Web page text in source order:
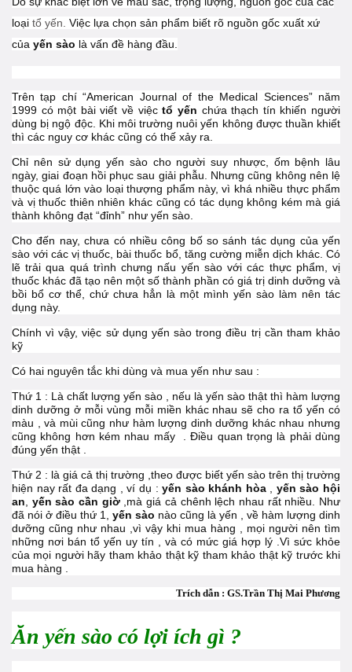
loại tổ yến. Việc lựa chọn sản phẩm biết rõ nguồn gốc xuất xứ
của yến sào là vấn đề hàng đầu.
Trên tạp chí “American Journal of the Medical Sciences” năm
1999 có một bài viết về việctổ yến chứa thạch tín khiến người
dùng bị ngộ độc. Khi môi trường nuôi yến không được thuần khiết
thì các nguy cơ khác cũng có thế xảy ra.
Chỉ nên sử dụng yến sào cho người suy nhược, ốm bệnh lâu
ngày, giai đoạn hồi phục sau giải phẫu. Nhưng cũng không nên lệ
thuộc quá lớn vào loại thượng phẩm này, vì khá nhiều thực phẩm
và vị thuốc thiên nhiên khác cũng có tác dụng không kém mà giá
thành không đạt “đỉnh” như yến sào.
Cho đến nay, chưa có nhiều công bố so sánh tác dụng của yến
sào với các vị thuốc, bài thuốc bổ, tăng cường miễn dịch khác. Có
lẽ trải qua quá trình chưng nấu yến sào với các thực phẩm, vị
thuốc khác đã tạo nên một số thành phần có giá trị dinh dưỡng và
bồi bổ cơ thể, chứ chưa hẳn là một mình yến sào làm nên tác
dụng này.
Chính vì vậy, việc sử dụng yến sào trong điều trị cần tham khảo
kỹ
Có hai nguyên tắc khi dùng và mua yến như sau :
Thứ 1 : Là chất lượng yến sào , nếu là yến sào thật thì hàm lượng
dinh dưỡng ở mỗi vùng mỗi miền khác nhau sẽ cho ra tổ yến có
màu , và mùi cũng như hàm lượng dinh dưỡng khác nhau nhưng
cũng không hơn kém nhau mấy . Điều quan trọng là phải dùng
đúng yến thật .
Thứ 2 : là giá cả thị trường ,theo được biết yến sào trên thị trường
hiện nay rất đa dạng , ví dụ :yến sào khánh hòa, yến sào hội
an
yến sào cần giờ,mà giá cả chênh lệch nhau rất nhiều. Như
đã nói ở điều thứ 1, yến sào nào cũng là yến , về hàm lượng dinh
dưỡng cũng như nhau ,vì vậy khi mua hàng , mọi người nên tìm
những nơi bán tổ yến uy tín , và có mức giá hợp lý .Vì sức khỏe
của mọi người hãy tham khảo thật kỹ tham khảo thật kỹ trước khi
mua hàng .
Trích dẫn : GS.Trần Thị Mai Phương
Ăn yến sào có lợi ích gì ?